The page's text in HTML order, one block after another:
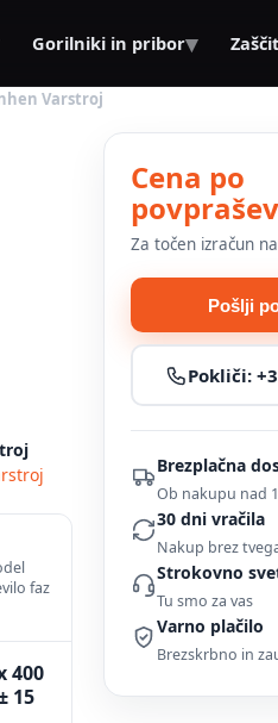
Gorilniki in pribor▾
Varstroj
faz
400
15
Cena po
Za točen izračun
Pošlji
Pokliči:
Brezplačna
Ob nakupu nad
30 dni vračila
Nakup brez
Strokovno
Tu smo za vas
Varno plačilo
Brezskrbno in